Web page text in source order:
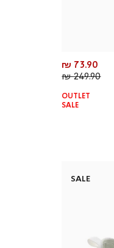
מחיר
מוצר
73.90 ₪
מחיר
249.90 ₪
OUTLET
SALE
SALE